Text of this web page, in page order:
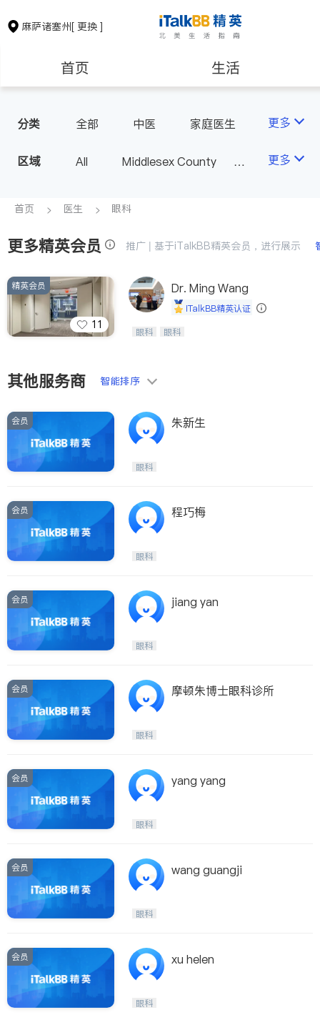
麻萨诸塞州[ 更换 ]
首页 生活
保险理财 房地产租售
银行贷款
建筑装修 教育
养老 非盈利组织
分类 全部 中医
家庭医生
眼科
妇科
儿科
肠胃肝脏科
麻醉科
泌尿科
医生-其它
内分泌科
更多
区域 All
Middlesex County
Norfolk County - Quincy
更多
首页 医生 眼科
更多精英会员 推广 | 基于iTalkBB精英会员，进行展示
11
精英会员 Dr. Ming Wang
iTalkBB精英认证
Wang Vision Institute has more tha
眼科 眼科
其他服务商 智能排序
会员 朱新生
眼科
会员 程巧梅
眼科
会员 jiang yan
眼科
会员 摩顿朱博士眼科诊所
眼科
会员 yang yang
眼科
会员 wang guangji
眼科
会员 xu helen
眼科